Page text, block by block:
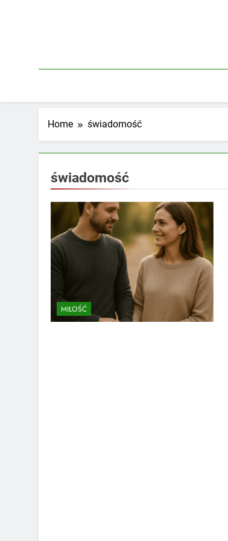
Home świadomość
świadomość
MIŁOŚĆ